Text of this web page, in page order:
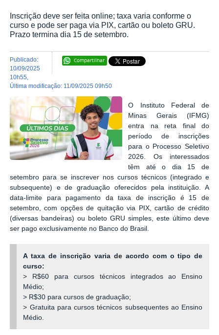
Inscrição deve ser feita online; taxa varia conforme o
curso e pode ser paga via PIX, cartão ou boleto GRU.
Prazo termina dia 15 de setembro.
Compartilhar
publicado:
10/09/2025
10h55
última modificação: 11/09/2025 09h50
O Instituto Federal de
Minas Gerais (IFMG)
entra na reta final do
período de inscrições
para o Processo Seletivo
2026. Os interessados
têm até o dia 15 de
setembro para se inscrever nos cursos técnicos (integrado e
subsequente) e de graduação oferecidos pela instituição. A
data-limite para pagamento da taxa de inscrição é 15 de
setembro, com opções de quitação via PIX, cartão de crédito
(diversas bandeiras) ou boleto GRU simples, este último deve
ser pago exclusivamente no Banco do Brasil.
A taxa de inscrição varia de acordo com o tipo de
curso:
> R$60 para cursos técnicos integrados ao Ensino
Médio;
> R$30 para cursos de graduação;
> Gratuita para cursos técnicos subsequentes ao Ensino
Médio.